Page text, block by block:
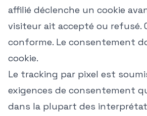
affilié déclenche un cookie
visiteur ait accepté ou refusé.
conforme. Le consentement
cookie.
Le tracking par pixel est
exigences de consentement
dans la plupart des